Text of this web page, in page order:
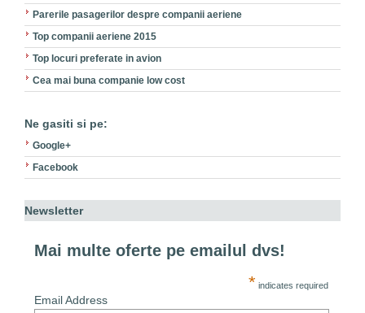
Parerile pasagerilor despre companii aeriene
Top companii aeriene 2015
Top locuri preferate in avion
Cea mai buna companie low cost
Ne gasiti si pe:
Google+
Facebook
Newsletter
Mai multe oferte pe emailul dvs!
* indicates required
Email Address